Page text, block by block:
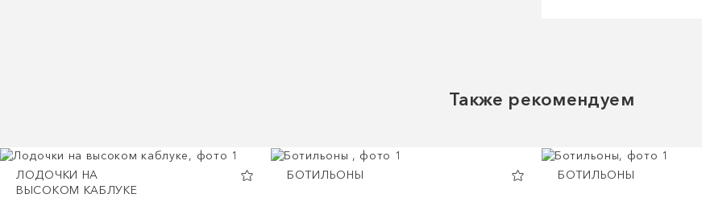
Также рекомендуем
ЛОДОЧКИ НА
ВЫСОКОМ КАБЛУКЕ
БОТИЛЬОНЫ БОТИЛЬОНЫ